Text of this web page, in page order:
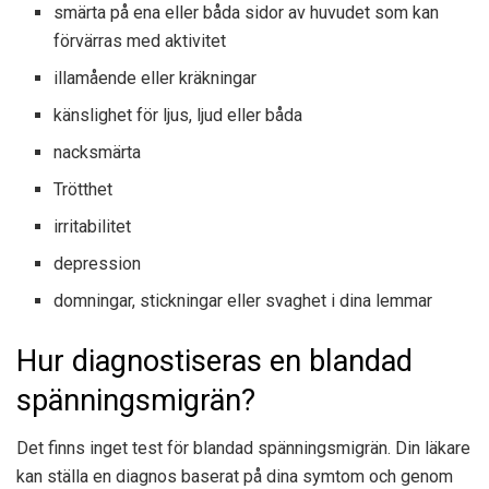
smärta på ena eller båda sidor av huvudet som kan
förvärras med aktivitet
illamående eller kräkningar
känslighet för ljus, ljud eller båda
nacksmärta
Trötthet
irritabilitet
depression
domningar, stickningar eller svaghet i dina lemmar
Hur diagnostiseras en blandad
spänningsmigrän?
Det finns inget test för blandad spänningsmigrän. Din läkare
kan ställa en diagnos baserat på dina symtom och genom